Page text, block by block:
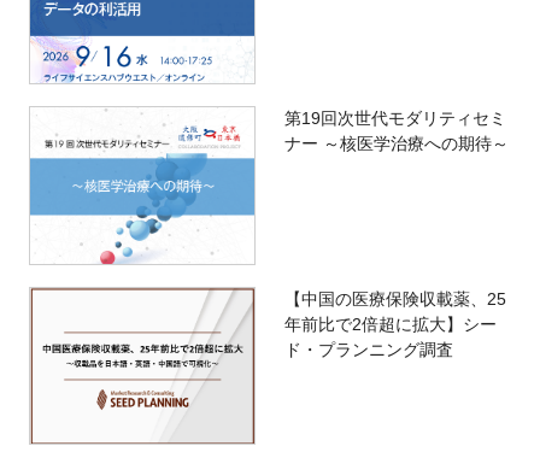
第19回次世代モダリティセミ
ナー ～核医学治療への期待～
【中国の医療保険収載薬、25
年前比で2倍超に拡大】シー
ド・プランニング調査